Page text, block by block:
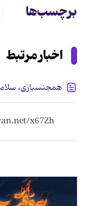
برچسب‌ها
اخبار مرتبط
همجنسبازی،